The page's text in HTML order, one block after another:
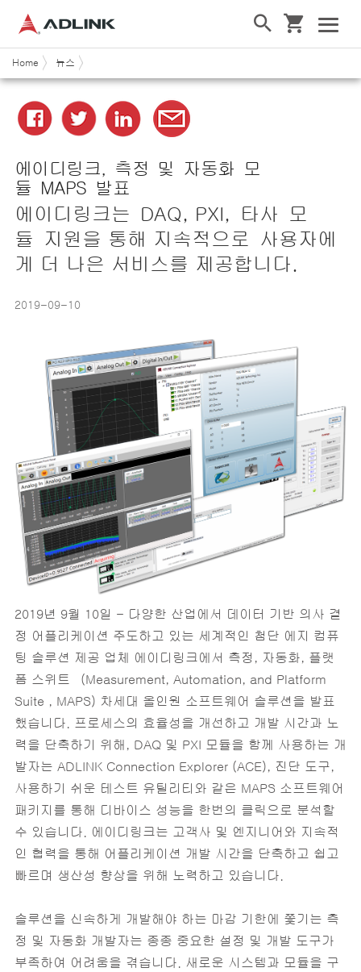
Home 뉴스
에이디링크, 측정 및 자동화 모
듈 MAPS 발표
에이디링크는 DAQ, PXI, 타사 모
듈 지원을 통해 지속적으로 사용자에
게 더 나은 서비스를 제공합니다.
2019-09-10
2019년 9월 10일 - 다양한 산업에서 데이터 기반 의사 결
정 어플리케이션 주도하고 있는 세계적인 첨단 에지 컴퓨
팅 솔루션 제공 업체 에이디링크에서 측정, 자동화, 플랫
폼 스위트 (Measurement, Automation, and Platform
Suite , MAPS) 차세대 올인원 소프트웨어 솔루션을 발표
했습니다. 프로세스의 효율성을 개선하고 개발 시간과 노
력을 단축하기 위해, DAQ 및 PXI 모듈을 함께 사용하는 개
발자는 ADLINK Connection Explorer (ACE), 진단 도구,
사용하기 쉬운 테스트 유틸리티와 같은 MAPS 소프트웨어
패키지를 통해 디바이스 성능을 한번의 클릭으로 분석할
수 있습니다. 에이디링크는 고객사 및 엔지니어와 지속적
인 협력을 통해 어플리케이션 개발 시간을 단축하고 쉽고
빠르며 생산성 향상을 위해 노력하고 있습니다.
솔루션을 신속하게 개발해야 하는 마감 기한에 쫓기는 측
정 및 자동화 개발자는 종종 중요한 설정 및 개발 도구가
부족하여 어려움을 겪습니다. 새로운 시스템과 모듈을 구